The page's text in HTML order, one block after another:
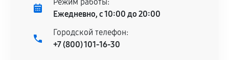
Ежедневно, с 10:00 до 20:00
Городской телефон:
+7 (800) 101-16-30